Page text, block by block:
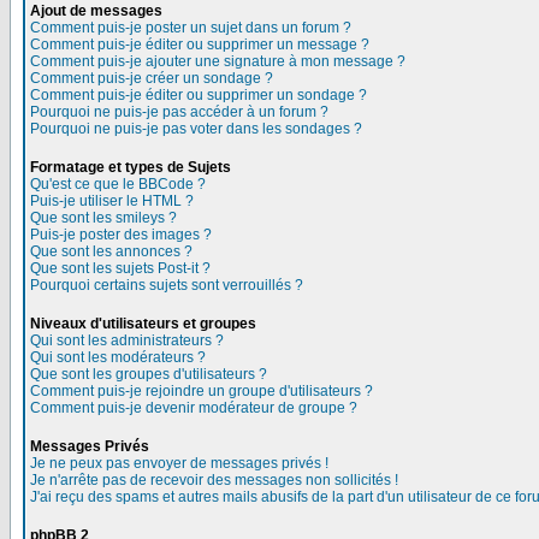
Ajout de messages
Comment puis-je poster un sujet dans un forum ?
Comment puis-je éditer ou supprimer un message ?
Comment puis-je ajouter une signature à mon message ?
Comment puis-je créer un sondage ?
Comment puis-je éditer ou supprimer un sondage ?
Pourquoi ne puis-je pas accéder à un forum ?
Pourquoi ne puis-je pas voter dans les sondages ?
Formatage et types de Sujets
Qu'est ce que le BBCode ?
Puis-je utiliser le HTML ?
Que sont les smileys ?
Puis-je poster des images ?
Que sont les annonces ?
Que sont les sujets Post-it ?
Pourquoi certains sujets sont verrouillés ?
Niveaux d'utilisateurs et groupes
Qui sont les administrateurs ?
Qui sont les modérateurs ?
Que sont les groupes d'utilisateurs ?
Comment puis-je rejoindre un groupe d'utilisateurs ?
Comment puis-je devenir modérateur de groupe ?
Messages Privés
Je ne peux pas envoyer de messages privés !
Je n'arrête pas de recevoir des messages non sollicités !
J'ai reçu des spams et autres mails abusifs de la part d'un utilisateur de ce
phpBB 2